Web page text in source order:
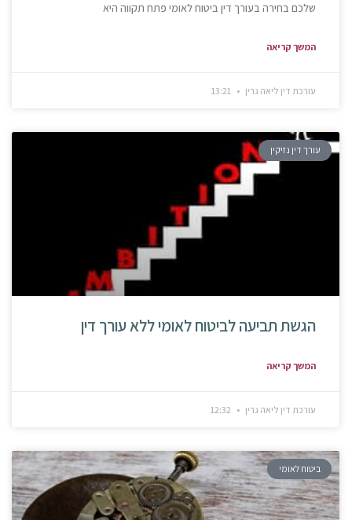
שלכם בחירה בעורך דין ביטוח לאומי פתח תקווה היא
המשך קריאה
עורכת דין ליאה גרין
עורך דין נזיקין
הגשת תביעה לביטוח לאומי ללא עורך דין
המשך קריאה
עורכת דין ליאה גרין
ביטוח לאומי